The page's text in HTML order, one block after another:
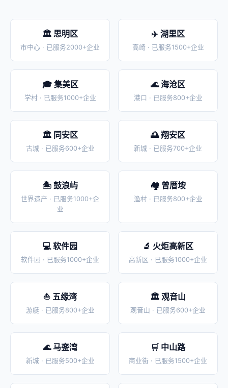
🏛️ 思明区
市中心 · 已服务2000+企业
✈️ 湖里区
高崎 · 已服务1500+企业
🎓 集美区
学村 · 已服务1000+企业
🌊 海沧区
港口 · 已服务800+企业
🏛️ 同安区
古城 · 已服务600+企业
🌅 翔安区
新城 · 已服务700+企业
🏝️ 鼓浪屿
世界遗产 · 已服务1000+企
业
🏘️ 曾厝垵
渔村 · 已服务800+企业
💻 软件园
软件园 · 已服务1000+企业
🔬 火炬高新区
高新区 · 已服务1000+企业
⛵ 五缘湾
游艇 · 已服务800+企业
🏛️ 观音山
观音山 · 已服务600+企业
🌊 马銮湾
新城 · 已服务500+企业
🛒 中山路
商业街 · 已服务1500+企业